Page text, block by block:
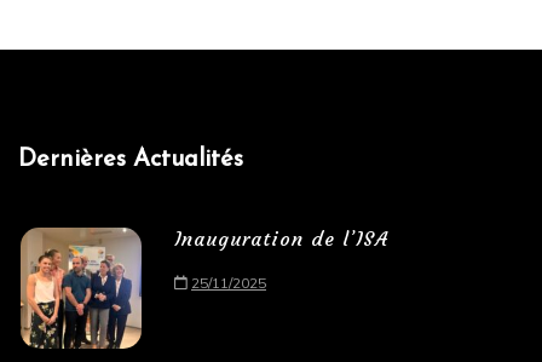
Dernières Actualités
Inauguration de l’ISA
25/11/2025